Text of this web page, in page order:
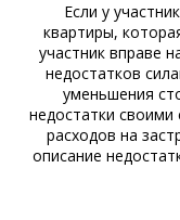
Если у
квартиры,
участник вправе
недостатков
уменьшения
недостатки
расходов на
описание